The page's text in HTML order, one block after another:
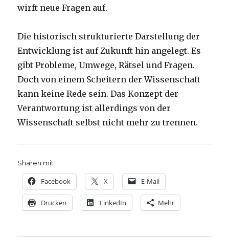
wirft neue Fragen auf.
Die historisch strukturierte Darstellung der
Entwicklung ist auf Zukunft hin angelegt. Es
gibt Probleme, Umwege, Rätsel und Fragen.
Doch von einem Scheitern der Wissenschaft
kann keine Rede sein. Das Konzept der
Verantwortung ist allerdings von der
Wissenschaft selbst nicht mehr zu trennen.
Sharen mit:
Facebook X E-Mail
Drucken LinkedIn Mehr